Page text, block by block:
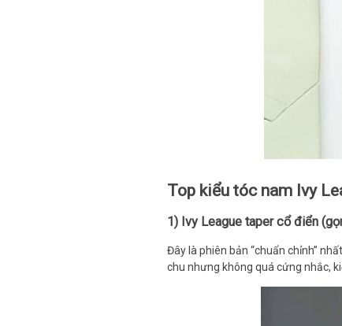
Top kiểu tóc nam Ivy
1) Ivy League taper cổ điển
Đây là phiên bản “chuẩn chỉnh”
chu nhưng không quá cứng nhắc,